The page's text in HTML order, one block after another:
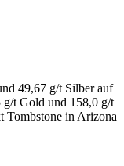
49,67 g/t Silber auf
t Gold und 158,0 g/t
Tombstone in Arizona